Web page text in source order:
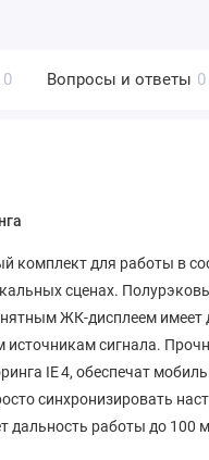
0 Вопросы и ответы 0
комплект для работы в
сценах.
ЖК-дисплеем
сигнала.
IE 4, обеспечат
синхронизировать
дальность работы до 100